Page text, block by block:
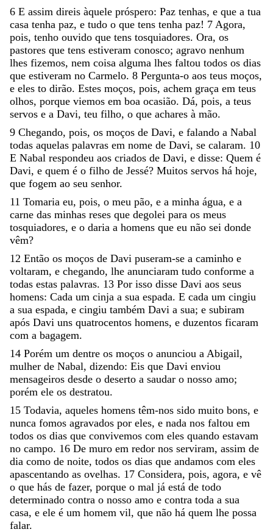
6 E assim direis àquele próspero: Paz tenhas, e que a tua
casa tenha paz, e tudo o que tens tenha paz! 7 Agora,
pois, tenho ouvido que tens tosquiadores. Ora, os
pastores que tens estiveram conosco; agravo nenhum
lhes fizemos, nem coisa alguma lhes faltou todos os dias
que estiveram no Carmelo. 8 Pergunta-o aos teus moços,
e eles to dirão. Estes moços, pois, achem graça em teus
olhos, porque viemos em boa ocasião. Dá, pois, a teus
servos e a Davi, teu filho, o que achares à mão.
9 Chegando, pois, os moços de Davi, e falando a Nabal
todas aquelas palavras em nome de Davi, se calaram. 10
E Nabal respondeu aos criados de Davi, e disse: Quem é
Davi, e quem é o filho de Jessé? Muitos servos há hoje,
que fogem ao seu senhor.
11 Tomaria eu, pois, o meu pão, e a minha água, e a
carne das minhas reses que degolei para os meus
tosquiadores, e o daria a homens que eu não sei donde
vêm?
12 Então os moços de Davi puseram-se a caminho e
voltaram, e chegando, lhe anunciaram tudo conforme a
todas estas palavras. 13 Por isso disse Davi aos seus
homens: Cada um cinja a sua espada. E cada um cingiu
a sua espada, e cingiu também Davi a sua; e subiram
após Davi uns quatrocentos homens, e duzentos ficaram
com a bagagem.
14 Porém um dentre os moços o anunciou a Abigail,
mulher de Nabal, dizendo: Eis que Davi enviou
mensageiros desde o deserto a saudar o nosso amo;
porém ele os destratou.
15 Todavia, aqueles homens têm-nos sido muito bons, e
nunca fomos agravados por eles, e nada nos faltou em
todos os dias que convivemos com eles quando estavam
no campo. 16 De muro em redor nos serviram, assim de
dia como de noite, todos os dias que andamos com eles
apascentando as ovelhas. 17 Considera, pois, agora, e vê
o que hás de fazer, porque o mal já está de todo
determinado contra o nosso amo e contra toda a sua
casa, e ele é um homem vil, que não há quem lhe possa
falar.